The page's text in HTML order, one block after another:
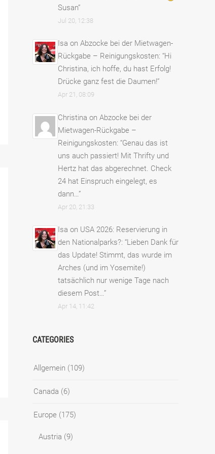
Susan”
Jul 20, 12:38
Isa on Abzocke bei der Mietwagen-
Rückgabe – Reinigungskosten: “Hi
Christina, ich hoffe, du hast Erfolg!
Drücke ganz fest die Daumen!”
Apr 21, 08:09
Christina on Abzocke bei der
Mietwagen-Rückgabe –
Reinigungskosten: “Genau das ist
uns auch passiert! Mit Thrifty und
Hertz hat das abgerechnet. Check
24 hat Einspruch eingelegt, es
dann…”
Apr 20, 21:33
Isa on USA 2026: Reservierung in
den Nationalparks?: “Lieben Dank für
das Update! Stimmt, das wurde im
Arches (und im Yosemite!)
tatsächlich nur wenige Tage nach
diesem Post…”
Apr 14, 11:42
CATEGORIES
Allgemein (109)
Canada (6)
Europe (175)
Austria (9)